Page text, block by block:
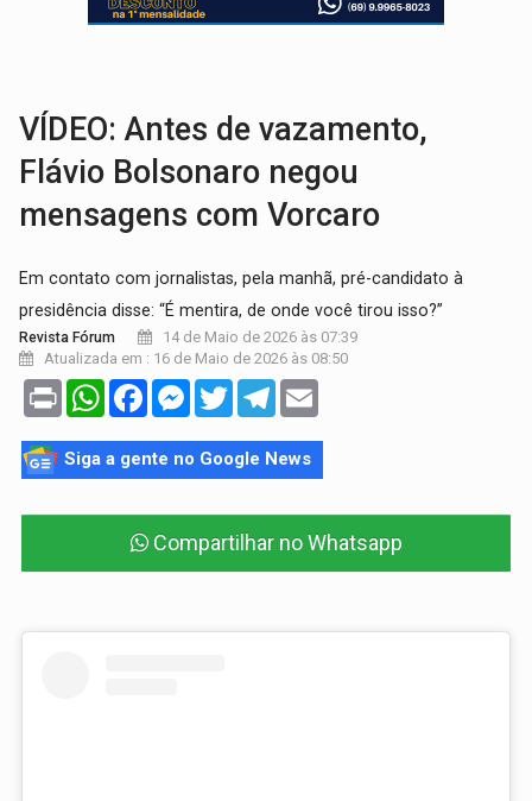
MATERIAL: Brasil tem grandes reservas de urânio, mas produz pouco e
VÍDEO: Antes de vazamento,
Flávio Bolsonaro negou
mensagens com Vorcaro
Em contato com jornalistas, pela manhã, pré-candidato à
presidência disse: “É mentira, de onde você tirou isso?”
Revista Fórum
14 de Maio de 2026 às 07:39
Atualizada em : 16 de Maio de 2026 às 08:50
Print WhatsAppFacebookMessenger
TwitterTelegram
Siga a gente no Google News
Compartilhar no Whatsapp